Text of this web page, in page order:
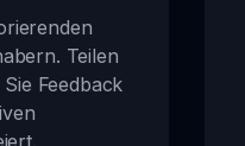
Teilen
Feedback